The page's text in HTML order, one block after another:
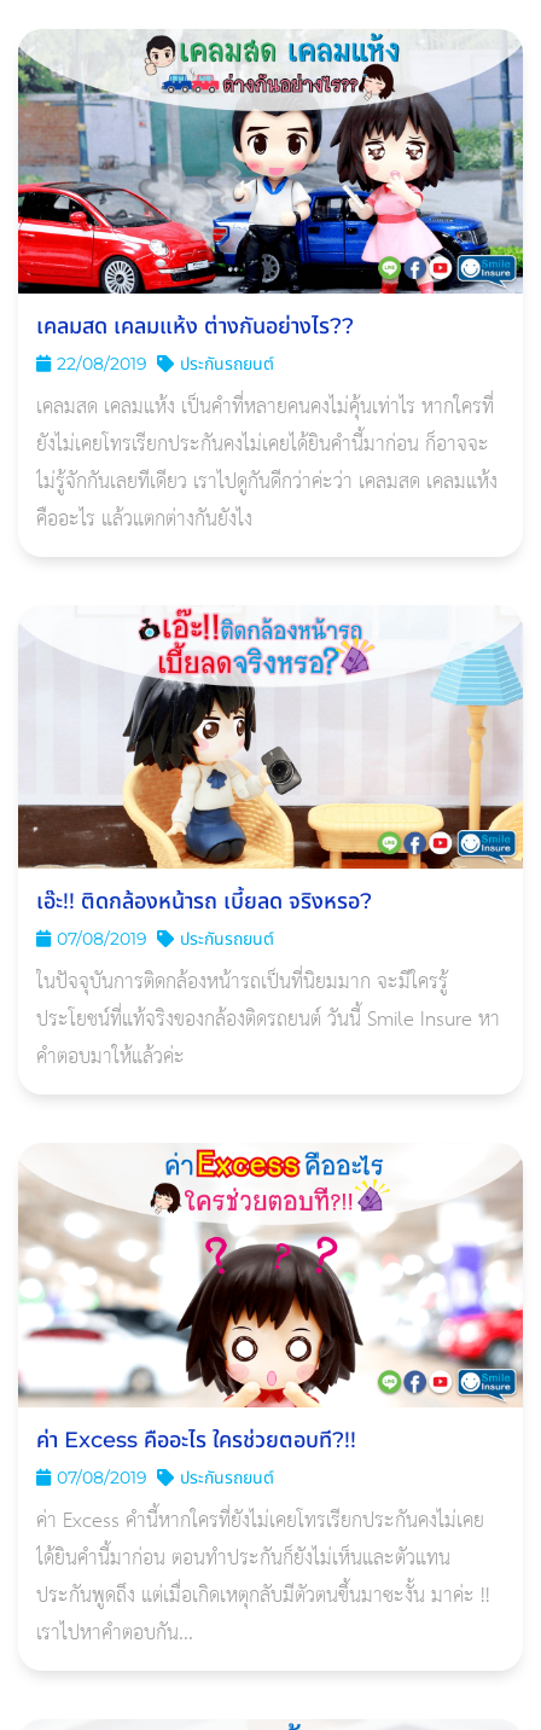
เคลมสด เคลมแห้ง ต่างกันอย่างไร??
22/08/2019 ประกันรถยนต์
เคลมสด เคลมแห้ง เป็นคำที่หลายคนคงไม่คุ้นเท่าไร หากใครที่
ยังไม่เคยโทรเรียกประกันคงไม่เคยได้ยินคำนี้มาก่อน ก็อาจจะ
ไม่รู้จักกันเลยทีเดียว เราไปดูกันดีกว่าค่ะว่า เคลมสด เคลมแห้ง
คืออะไร แล้วแตกต่างกันยังไง
เอ๊ะ!! ติดกล้องหน้ารถ เบี้ยลด จริงหรอ?
07/08/2019 ประกันรถยนต์
ในปัจจุบันการติดกล้องหน้ารถเป็นที่นิยมมาก จะมีใครรู้
ประโยชน์ที่แท้จริงของกล้องติดรถยนต์ วันนี้ Smile Insure หา
คำตอบมาให้แล้วค่ะ
ค่า Excess คืออะไร ใครช่วยตอบที?!!
07/08/2019 ประกันรถยนต์
ค่า Excess คำนี้หากใครที่ยังไม่เคยโทรเรียกประกันคงไม่เคย
ได้ยินคำนี้มาก่อน ตอนทำประกันก็ยังไม่เห็นและตัวแทน
ประกันพูดถึง แต่เมื่อเกิดเหตุกลับมีตัวตนขึ้นมาซะงั้น มาค่ะ !!
เราไปหาคำตอบกัน...